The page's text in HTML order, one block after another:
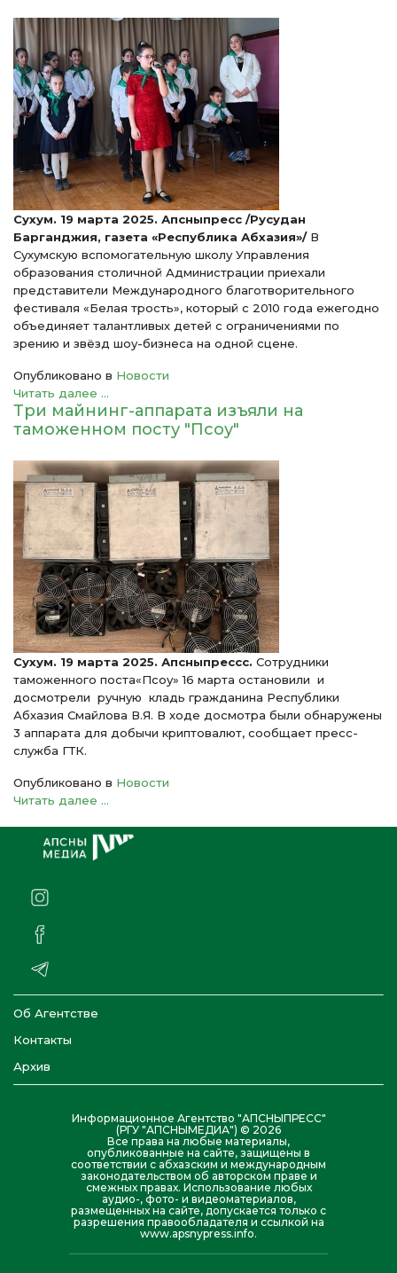
Сухум. 19 марта 2025. Апсныпресс /Русудан
Барганджия, газета «Республика Абхазия»/ В
Сухумскую вспомогательную школу Управления
образования столичной Администрации приехали
представители Международного благотворительного
фестиваля «Белая трость», который с 2010 года ежегодно
объединяет талантливых детей с ограничениями по
зрению и звёзд шоу-бизнеса на одной сцене.
Опубликовано в Новости
Читать далее ...
Три майнинг-аппарата изъяли на
таможенном посту "Псоу"
Сухум. 19 марта 2025. Апсныпрессс. Сотрудники
таможенного поста«Псоу» 16 марта остановили и
досмотрели ручную кладь гражданина Республики
Абхазия Смайлова В.Я. В ходе досмотра были обнаружены
3 аппарата для добычи криптовалют, сообщает пресс-
служба ГТК.
Опубликовано в Новости
Читать далее ...
Об Агентстве
Контакты
Архив
Информационное Агентство "АПСНЫПРЕСС"
(РГУ "АПСНЫМЕДИА") © 2026
Все права на любые материалы,
опубликованные на сайте, защищены в
соответствии с абхазским и международным
законодательством об авторском праве и
смежных правах. Использование любых
аудио-, фото- и видеоматериалов,
размещенных на сайте, допускается только с
разрешения правообладателя и ссылкой на
www.apsnypress.info.